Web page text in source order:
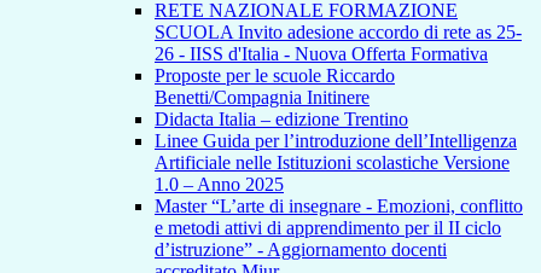
RETE NAZIONALE FORMAZIONE
SCUOLA Invito adesione accordo di rete as 25-
26 - IISS d'Italia - Nuova Offerta Formativa
Proposte per le scuole Riccardo
Benetti/Compagnia Initinere
Didacta Italia – edizione Trentino
Linee Guida per l’introduzione dell’Intelligenza
Artificiale nelle Istituzioni scolastiche Versione
1.0 – Anno 2025
Master “L’arte di insegnare - Emozioni, conflitto
e metodi attivi di apprendimento per il II ciclo
d’istruzione” - Aggiornamento docenti